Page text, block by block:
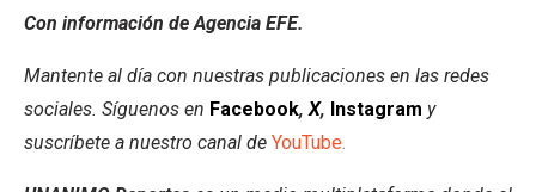
Con información de Agencia EFE.
Mantente al día con nuestras publicaciones en las redes
sociales. Síguenos en Facebook, X, Instagram y
suscríbete a nuestro canal de YouTube.